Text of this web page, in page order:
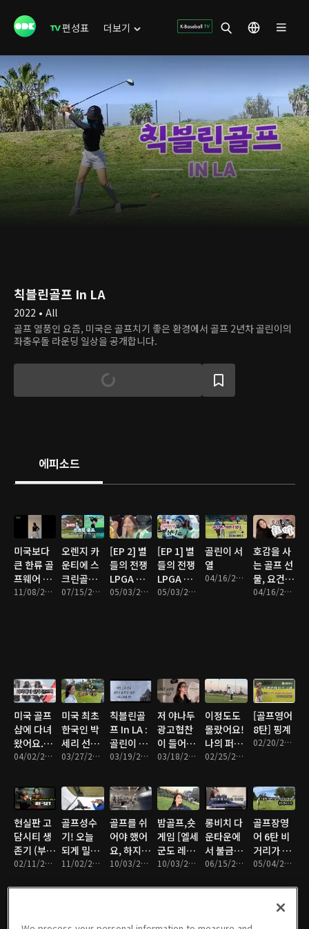
편성표 더보기
칙블린골프 In LA
2022 • All
골프 열풍인 요즘, 미국은 골프치기 좋은 환경에서 골프 2년차 골린이의
좌충우돌 라운딩 일상을 공개합니다.
에피소드
미국보다
큰 한류 골
프웨어 문
화
11/08/2024 • 3분
오렌지 카
운티에 스
크린골프
장이 새로
07/15/2024 • 9분
[EP 2] 별
들의 전쟁
LPGA 프
로 골프대
05/03/2024 • 3분
[EP 1] 별
들의 전쟁
LPGA 프
로 골프대
05/03/2024 • 9분
골린이 서
열
04/16/2024 • 6분
호감을 사
는 골프 선
물, 요건
몰랐죠 ?04/16/2024 • 4분
미국 골프
샵에 다녀
왔어요.
(PGA
Super
Store 방
문기)
04/02/2024 • 5분
미국 최초
한국인 박
세리 선수
가 여는
회
03/27/2024 • 7분
칙블린골
프 In LA :
골린이 골
프 연습하
홀 (대드밀
러편)
03/19/2024 • 7분
저 야나두
광고협찬
이 들어왔
어요! PPL
럽게 녹여
볼까요
03/18/2024 • 5분
이정도도
몰랐어요!
나의 퍼터
취향 찾기
02/25/2024 • 5분
[골프영어
8탄] 핑계
02/20/2024 • 3분
현실판 고
담시티 생
존기 (부제
새로운 골
Reset 그
02/11/2024 • 7분
골프성수
기! 오늘
되게 밀린
다!! 이거
떻게 말할
11/02/2023 • 2분
골프를 쉬
어야 했어
요, 하지만
포기하지
요!! [**골
10/03/2023 • 6분
밤골프,숏
게임 [엘세
군도 레이
크스 파210/03/2023 • 7분
롱비치 다
운타운에
서 불금을
혼자 즐기
06/15/2023 • 8분
골프장영
어 6탄 비
거리가 친
구보다 멀
05/04/2023 • 2분